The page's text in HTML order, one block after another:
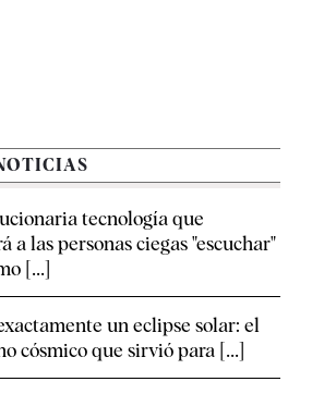
tecnología que
a las personas ciegas "escuchar"
[...]
un eclipse solar: el
cósmico que sirvió para [...]